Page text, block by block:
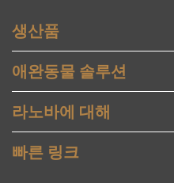
생산품
애완동물 솔루션
라노바에 대해
빠른 링크